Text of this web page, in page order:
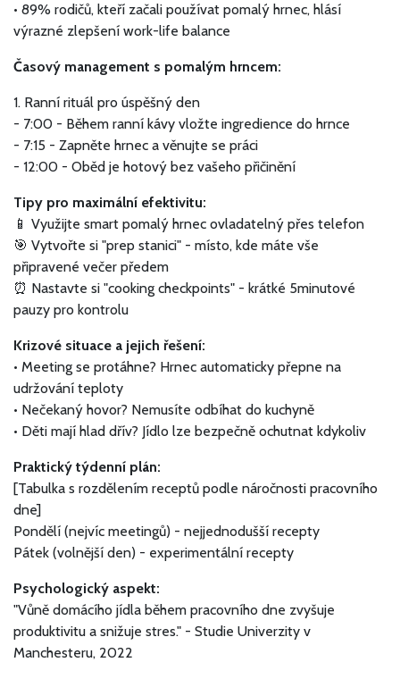
• 89% rodičů, kteří začali používat pomalý hrnec, hlásí
výrazné zlepšení work-life balance
Časový management s pomalým hrncem:
1. Ranní rituál pro úspěšný den
- 7:00 - Během ranní kávy vložte ingredience do hrnce
- 7:15 - Zapněte hrnec a věnujte se práci
- 12:00 - Oběd je hotový bez vašeho přičinění
Tipy pro maximální efektivitu:
📱 Využijte smart pomalý hrnec ovladatelný přes telefon
🎯 Vytvořte si "prep stanici" - místo, kde máte vše
připravené večer předem
⏰ Nastavte si "cooking checkpoints" - krátké 5minutové
pauzy pro kontrolu
Krizové situace a jejich řešení:
• Meeting se protáhne? Hrnec automaticky přepne na
udržování teploty
• Nečekaný hovor? Nemusíte odbíhat do kuchyně
• Děti mají hlad dřív? Jídlo lze bezpečně ochutnat kdykoliv
Praktický týdenní plán:
[Tabulka s rozdělením receptů podle náročnosti pracovního
dne]
Pondělí (nejvíc meetingů) - nejjednodušší recepty
Pátek (volnější den) - experimentální recepty
Psychologický aspekt:
"Vůně domácího jídla během pracovního dne zvyšuje
produktivitu a snižuje stres." - Studie Univerzity v
Manchesteru, 2022